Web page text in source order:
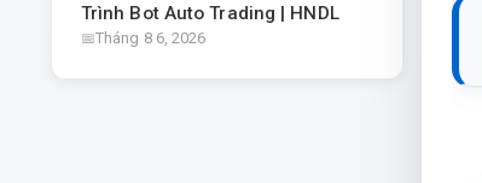
Trình Bot Auto Trading | HNDL
Tháng 8 6, 2026